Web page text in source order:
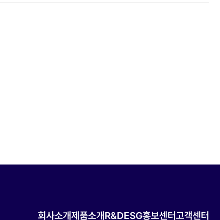
회사소개제품소개R&DESG홍보센터고객센터